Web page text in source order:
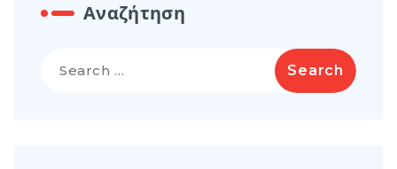
Αναζήτηση
for: